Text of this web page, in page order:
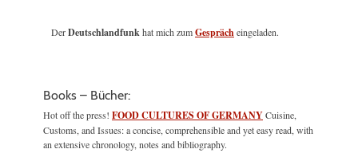
DerDeutschlandfunkhat mich zumGesprächeingeladen.
Books – Bücher:
Hot off the press! FOOD CULTURES OF GERMANYCuisine,
Customs, and Issues: a concise, comprehensible and yet easy read, with
an extensive chronology, notes and bibliography.